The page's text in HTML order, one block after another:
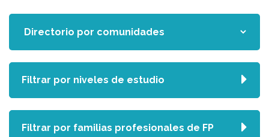
Filtrar por niveles de estudio
Filtrar por familias profesionales de FP